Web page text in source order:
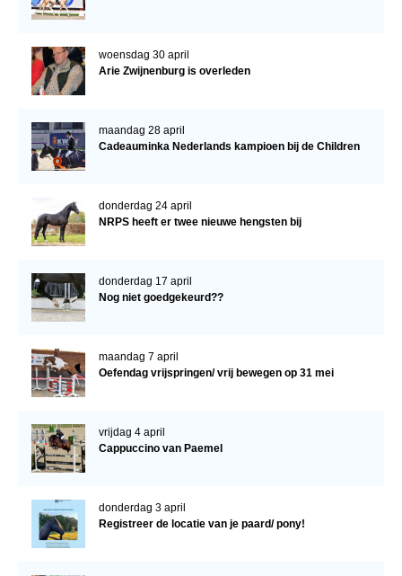
woensdag 30 april
Arie Zwijnenburg is overleden
maandag 28 april
Cadeauminka Nederlands kampioen bij de Children
donderdag 24 april
NRPS heeft er twee nieuwe hengsten bij
donderdag 17 april
Nog niet goedgekeurd??
maandag 7 april
Oefendag vrijspringen/ vrij bewegen op 31 mei
vrijdag 4 april
Cappuccino van Paemel
donderdag 3 april
Registreer de locatie van je paard/ pony!